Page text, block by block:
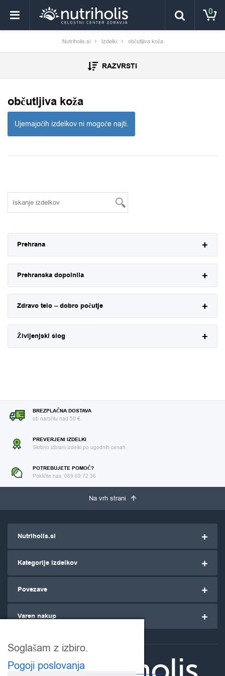
0
Nutriholis.si Izdelki občutljiva koža
RAZVRSTI
občutljiva koža
Ujemajočih izdelkov ni mogoče najti.
Prehrana
Prehranska dopolnila
Zdravo telo – dobro počutje
Življenjski slog
BREZPLAČNA DOSTAVA
ob naročilu nad 50 €.
PREVERJENI IZDELKI
Skrbno izbrani izdelki po ugodnih cenah.
POTREBUJETE POMOČ?
Pokličite nas: 069 69 72 36
Na vrh strani
Nutriholis.si
Kategorije izdelkov
Povezave
Varen nakup
Soglašam z izbiro.
Pogoji poslovanja